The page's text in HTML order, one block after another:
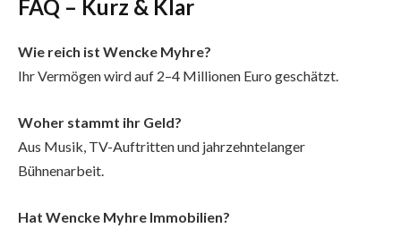
FAQ – Kurz & Klar
Wie reich ist Wencke Myhre?
Ihr Vermögen wird auf 2–4 Millionen Euro geschätzt.
Woher stammt ihr Geld?
Aus Musik, TV-Auftritten und jahrzehntelanger
Bühnenarbeit.
Hat Wencke Myhre Immobilien?